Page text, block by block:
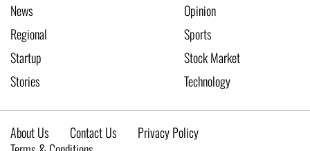
News
Opinion
Regional
Sports
Startup
Stock Market
Stories
Technology
About Us Contact Us
Privacy Policy